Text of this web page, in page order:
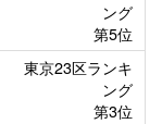
ング
第5位
東京23区ランキ
ング
第3位